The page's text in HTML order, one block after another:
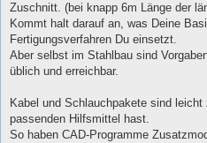
Zuschnitt. (bei knapp 6m Länge der
Kommt halt darauf an, was Deine
Fertigungsverfahren Du einsetzt.
Aber selbst im Stahlbau sind
üblich und erreichbar.
Kabel und Schlauchpakete sind
passenden Hilfsmittel hast.
So haben CAD-Programme